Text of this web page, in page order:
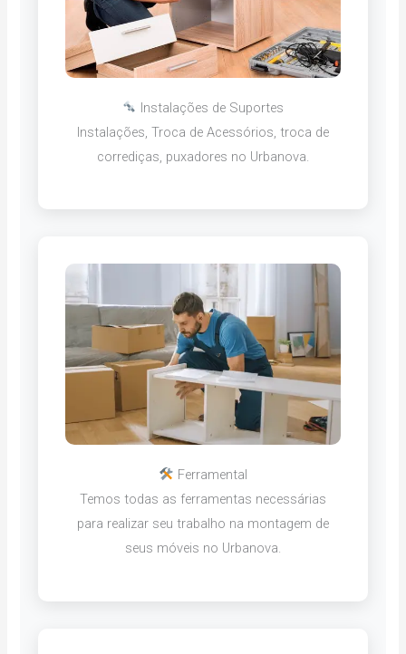
Instalações de Suportes
Instalações, Troca de Acessórios, troca de
corrediças, puxadores no Urbanova.
Ferramental
Temos todas as ferramentas necessárias
para realizar seu trabalho na montagem de
seus móveis no Urbanova.